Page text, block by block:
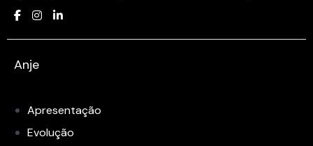
Anje
Apresentação
Evolução